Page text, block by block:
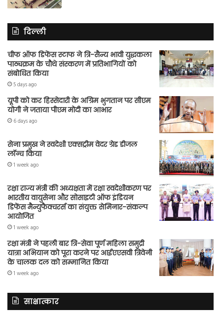
दिल्ली
चीफ ऑफ डिफेंस स्टाफ ने त्रि-सैन्य भावी युद्धकला
पाठ्यक्रम के चौथे संस्करण में प्रतिभागियों को
संबोधित किया
5 days ago
यूपी को कर हिस्सेदारी के अग्रिम भुगतान पर सीएम
योगी ने जताया पीएम मोदी का आभार
6 days ago
सेना प्रमुख ने स्वदेशी एक्सट्रीम वेदर ग्रेड डीजल
लॉन्च किया
1 week ago
रक्षा राज्य मंत्री की अध्यक्षता में रक्षा स्वदेशीकरण पर
भारतीय वायुसेना और सोसाइटी ऑफ इंडियन
डिफेंस मैन्युफैक्चरर्स का संयुक्त सेमिनार-संकल्प
आयोजित
1 week ago
रक्षा मंत्री ने पहली बार त्रि-सेवा पूर्ण महिला समुद्री
यात्रा अभियान को पूरा करने पर आईएएसवी त्रिवेनी
के चालक दल को सम्मानित किया
1 week ago
साक्षात्कार